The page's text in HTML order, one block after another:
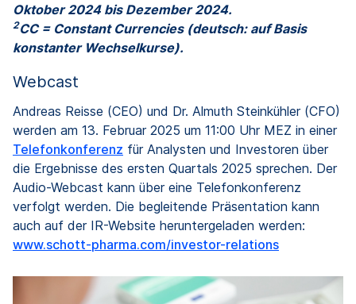
Oktober 2024 bis Dezember 2024.
2CC = Constant Currencies (deutsch: auf Basis
konstanter Wechselkurse).
Webcast
Andreas Reisse (CEO) und Dr. Almuth Steinkühler (CFO)
werden am 13. Februar 2025 um 11:00 Uhr MEZ in einer
Telefonkonferenz für Analysten und Investoren über
die Ergebnisse des ersten Quartals 2025 sprechen. Der
Audio-Webcast kann über eine Telefonkonferenz
verfolgt werden. Die begleitende Präsentation kann
auch auf der IR-Website heruntergeladen werden:
www.schott-pharma.com/investor-relations